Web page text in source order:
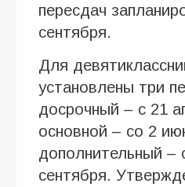
пересдач
сентября.
Для
установлены три
досрочный – с 21
основной – со 2
дополнительный –
сентября.